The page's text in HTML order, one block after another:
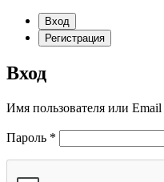
Вход
Регистрация
Вход
Имя пользователя или Email
Пароль *